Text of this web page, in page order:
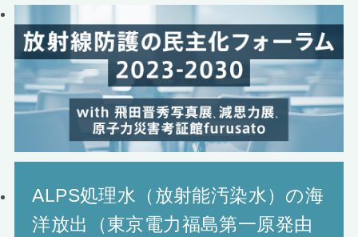
ALPS処理水（放射能汚染水）の海
洋放出（東京電力福島第一原発由